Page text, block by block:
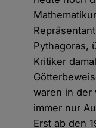
Pythagoras,
Kritiker
waren in der
immer nur
Erst ab den